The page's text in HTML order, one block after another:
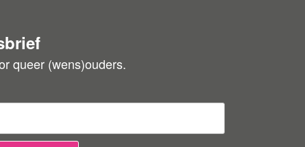
queer (wens)ouders.